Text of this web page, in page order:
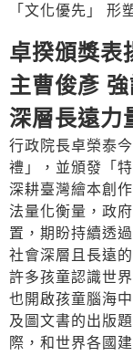
「文化優先」 形
卓揆頒獎表
主曹俊彥
深層長遠力
行政院長卓榮泰
禮」，並頒發「
深耕臺灣繪本創
法量化衡量，政
置，期盼持續透
社會深層且長遠
許多孩童認識世
也開啟孩童腦海
及圖文書的出版
際，和世界各國